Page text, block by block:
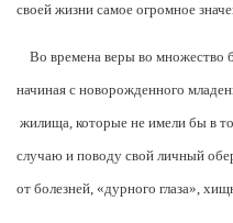
своей жизни самое огромное
Во времена веры во множество
начиная с новорожденного
жилища, которые не имели бы в
случаю и поводу свой личный
от болезней, «дурного глаза»,